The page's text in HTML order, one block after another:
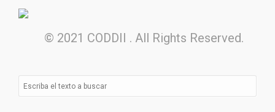
© 2021 CODDII . All Rights Reserved.